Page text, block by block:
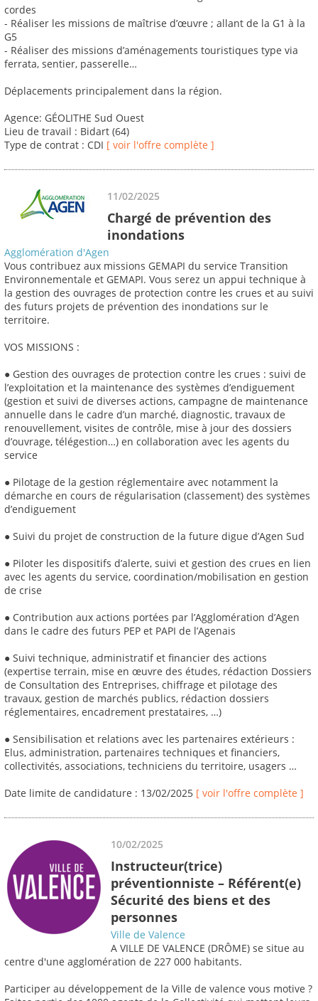
cordes
- Réaliser les missions de maîtrise d’œuvre ; allant de la G1 à la
G5
- Réaliser des missions d’aménagements touristiques type via
ferrata, sentier, passerelle…
Déplacements principalement dans la région.
Agence: GÉOLITHE Sud Ouest
Lieu de travail : Bidart (64)
Type de contrat : CDI [ voir l'offre complète ]
11/02/2025
Chargé de prévention des
inondations
Agglomération d'Agen
Vous contribuez aux missions GEMAPI du service Transition
Environnementale et GEMAPI. Vous serez un appui technique à
la gestion des ouvrages de protection contre les crues et au suivi
des futurs projets de prévention des inondations sur le
territoire.
VOS MISSIONS :
● Gestion des ouvrages de protection contre les crues : suivi de
l’exploitation et la maintenance des systèmes d’endiguement
(gestion et suivi de diverses actions, campagne de maintenance
annuelle dans le cadre d’un marché, diagnostic, travaux de
renouvellement, visites de contrôle, mise à jour des dossiers
d’ouvrage, télégestion…) en collaboration avec les agents du
service
● Pilotage de la gestion réglementaire avec notamment la
démarche en cours de régularisation (classement) des systèmes
d’endiguement
● Suivi du projet de construction de la future digue d’Agen Sud
● Piloter les dispositifs d’alerte, suivi et gestion des crues en lien
avec les agents du service, coordination/mobilisation en gestion
de crise
● Contribution aux actions portées par l’Agglomération d’Agen
dans le cadre des futurs PEP et PAPI de l’Agenais
● Suivi technique, administratif et financier des actions
(expertise terrain, mise en œuvre des études, rédaction Dossiers
de Consultation des Entreprises, chiffrage et pilotage des
travaux, gestion de marchés publics, rédaction dossiers
réglementaires, encadrement prestataires, …)
● Sensibilisation et relations avec les partenaires extérieurs :
Elus, administration, partenaires techniques et financiers,
collectivités, associations, techniciens du territoire, usagers …
Date limite de candidature : 13/02/2025 [ voir l'offre complète ]
10/02/2025
Instructeur(trice)
préventionniste – Référent(e)
Sécurité des biens et des
personnes
Ville de Valence
A VILLE DE VALENCE (DRÔME) se situe au
centre d'une agglomération de 227 000 habitants.
Participer au développement de la Ville de valence vous motive ?